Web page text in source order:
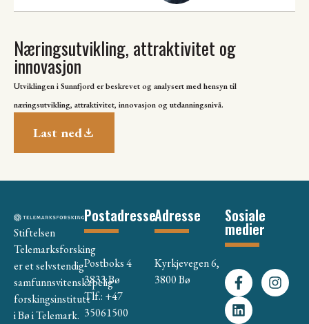
Næringsutvikling, attraktivitet og
innovasjon
Utviklingen i Sunnfjord er beskrevet og analysert med hensyn til
næringsutvikling, attraktivitet, innovasjon og utdanningsnivå.
Last ned
Stiftelsen
Telemarksforsking
er et selvstendig
samfunnsvitenskapelig
forskingsinstitutt
i Bø i Telemark.
Postadresse
Postboks 4
3833 Bø
Tlf.: +47
35061500
Adresse
Kyrkjevegen 6,
3800 Bø
Sosiale
medier